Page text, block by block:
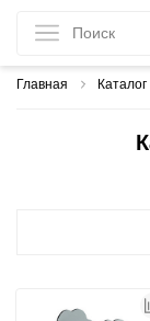
Главная Каталог